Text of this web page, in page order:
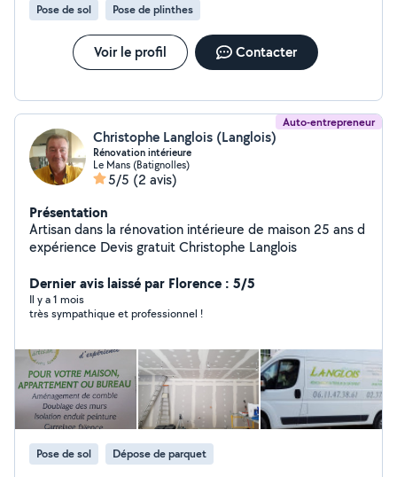
Pose de sol Pose de plinthes
Voir le profil Contacter
Auto-entrepreneur
Christophe Langlois (Langlois)
Rénovation intérieure
Le Mans (Batignolles)
5/5 (2 avis)
Présentation
Artisan dans la rénovation intérieure de maison 25 ans d
expérience Devis gratuit Christophe Langlois
Dernier avis laissé par Florence : 5/5
Il y a 1 mois
très sympathique et professionnel !
Pose de sol Dépose de parquet